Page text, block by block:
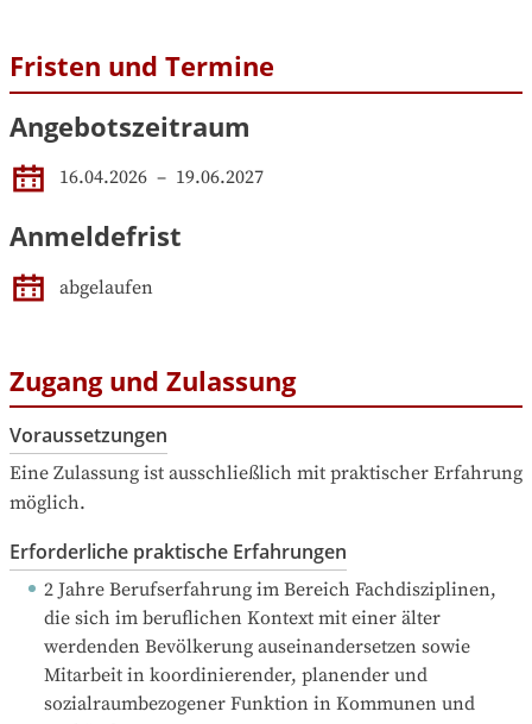
Fristen und Termine
Angebotszeitraum
16.04.2026 – 19.06.2027
Anmeldefrist
abgelaufen
Zugang und Zulassung
Voraussetzungen
Eine Zulassung ist ausschließlich mit praktischer Erfahrung
möglich.
Erforderliche praktische Erfahrungen
2 Jahre Berufserfahrung im Bereich Fachdisziplinen,
die sich im beruflichen Kontext mit einer älter
werdenden Bevölkerung auseinandersetzen sowie
Mitarbeit in koordinierender, planender und
sozialraumbezogener Funktion in Kommunen und